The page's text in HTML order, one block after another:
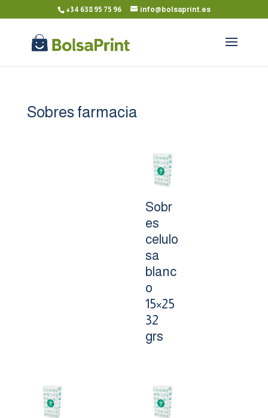
+34 638 95 75 96 info@bolsaprint.es
Sobres farmacia
Sobr
es
celulo
sa
blanc
o
15×25
32
grs